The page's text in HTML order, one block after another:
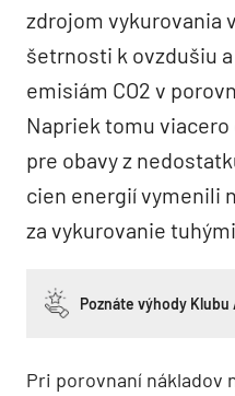
zdrojom vykurovania
šetrnosti k ovzdušiu
emisiám CO2 v
Napriek tomu
pre obavy z
cien energií vymenili
za vykurovanie
Poznáte výhody Klubu
Pri porovnaní nákladov